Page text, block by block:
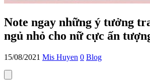
Note ngay những ý tưởng
ngủ nhỏ cho nữ cực ấn
15/08/2021 Mis Huyen 0 Blog